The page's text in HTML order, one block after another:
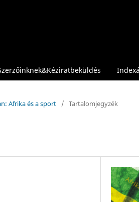
Afrika és a sport / Tartalomjegyzék